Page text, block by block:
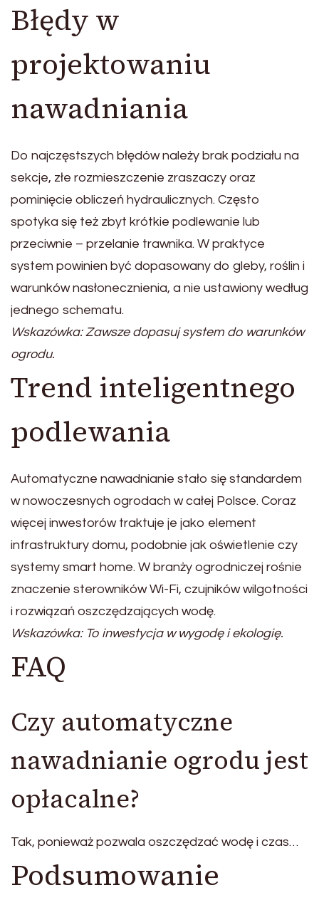
Błędy w
projektowaniu
nawadniania
Do najczęstszych błędów należy brak podziału na
sekcje, złe rozmieszczenie zraszaczy oraz
pominięcie obliczeń hydraulicznych. Często
spotyka się też zbyt krótkie podlewanie lub
przeciwnie – przelanie trawnika. W praktyce
system powinien być dopasowany do gleby, roślin i
warunków nasłonecznienia, a nie ustawiony według
jednego schematu.
Wskazówka: Zawsze dopasuj system do warunków
ogrodu.
Trend inteligentnego
podlewania
Automatyczne nawadnianie stało się standardem
w nowoczesnych ogrodach w całej Polsce. Coraz
więcej inwestorów traktuje je jako element
infrastruktury domu, podobnie jak oświetlenie czy
systemy smart home. W branży ogrodniczej rośnie
znaczenie sterowników Wi-Fi, czujników wilgotności
i rozwiązań oszczędzających wodę.
Wskazówka: To inwestycja w wygodę i ekologię.
FAQ
Czy automatyczne
nawadnianie ogrodu jest
opłacalne?
Tak, ponieważ pozwala oszczędzać wodę i czas…
Podsumowanie